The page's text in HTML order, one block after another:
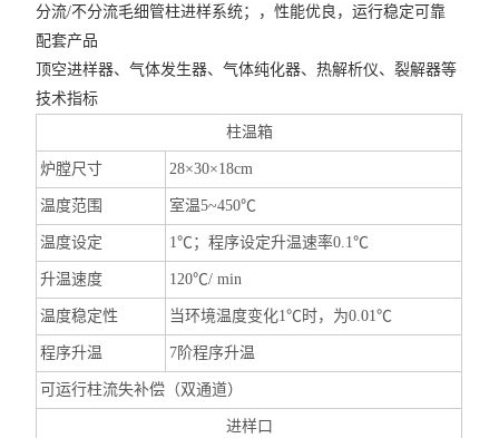
分流/不分流毛细管柱进样系统；，性能优良，运行稳定可靠
配套产品
顶空进样器、气体发生器、气体纯化器、热解析仪、裂解器等
技术指标
柱温箱
炉膛尺寸 28×30×18cm
温度范围 室温5~450℃
温度设定 1℃；程序设定升温速率0.1℃
升温速度 120℃/ min
温度稳定性 当环境温度变化1℃时，为0.01℃
程序升温 7阶程序升温
可运行柱流失补偿（双通道）
进样口